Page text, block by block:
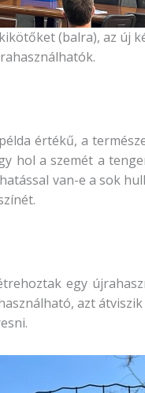
(balra), az új
értékű, a
hol a szemét a
van-e a sok
egy
azt